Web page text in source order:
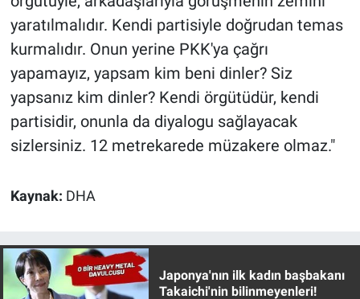
yaratılmalıdır. Kendi partisiyle doğrudan temas
kurmalıdır. Onun yerine PKK'ya çağrı
yapamayız, yapsam kim beni dinler? Siz
yapsanız kim dinler? Kendi örgütüdür, kendi
partisidir, onunla da diyalogu sağlayacak
sizlersiniz. 12 metrekarede müzakere olmaz."
Kaynak: DHA
Japonya'nın ilk kadın başbakanı
Takaichi'nin bilinmeyenleri!